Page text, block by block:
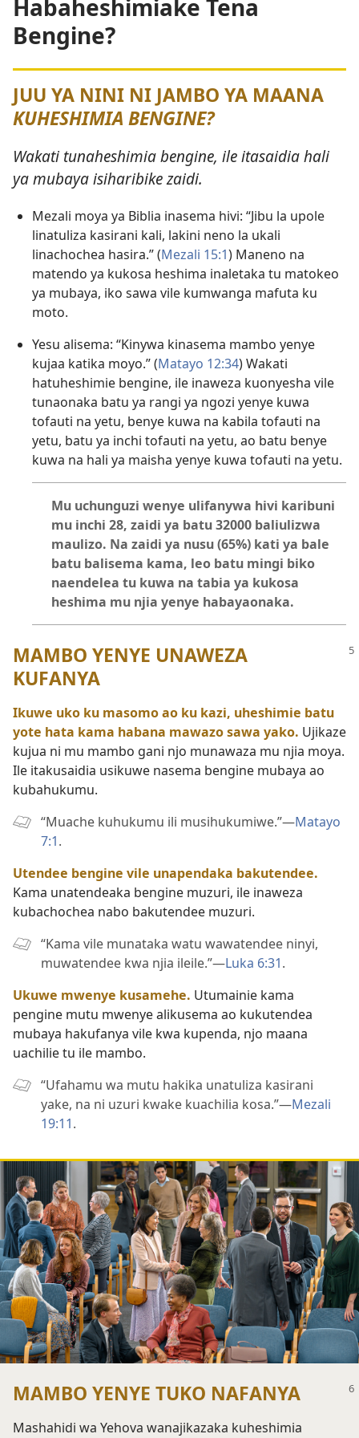
Habaheshimiake Tena
Bengine?
JUU YA NINI NI JAMBO YA MAANA
KUHESHIMIA BENGINE?
Wakati tunaheshimia bengine, ile itasaidia hali
ya mubaya isiharibike zaidi.
Mezali moya ya Biblia inasema hivi: “Jibu la upole
linatuliza kasirani kali, lakini neno la ukali
linachochea hasira.” (Mezali 15:1) Maneno na
matendo ya kukosa heshima inaletaka tu matokeo
ya mubaya, iko sawa vile kumwanga mafuta ku
moto.
Yesu alisema: “Kinywa kinasema mambo yenye
kujaa katika moyo.” (Matayo 12:34) Wakati
hatuheshimie bengine, ile inaweza kuonyesha vile
tunaonaka batu ya rangi ya ngozi yenye kuwa
tofauti na yetu, benye kuwa na kabila tofauti na
yetu, batu ya inchi tofauti na yetu, ao batu benye
kuwa na hali ya maisha yenye kuwa tofauti na yetu.
Mu uchunguzi wenye ulifanywa hivi karibuni
mu inchi 28, zaidi ya batu 32000 baliulizwa
maulizo. Na zaidi ya nusu (65%) kati ya bale
batu balisema kama, leo batu mingi biko
naendelea tu kuwa na tabia ya kukosa
heshima mu njia yenye habayaonaka.
MAMBO YENYE UNAWEZA
KUFANYA
Ikuwe uko ku masomo ao ku kazi, uheshimie batu
yote hata kama habana mawazo sawa yako. Ujikaze
kujua ni mu mambo gani njo munawaza mu njia moya.
Ile itakusaidia usikuwe nasema bengine mubaya ao
kubahukumu.
“Muache kuhukumu ili musihukumiwe.”—Matayo
7:1.
Utendee bengine vile unapendaka bakutendee.
Kama unatendeaka bengine muzuri, ile inaweza
kubachochea nabo bakutendee muzuri.
“Kama vile munataka watu wawatendee ninyi,
muwatendee kwa njia ileile.”—Luka 6:31.
Ukuwe mwenye kusamehe. Utumainie kama
pengine mutu mwenye alikusema ao kukutendea
mubaya hakufanya vile kwa kupenda, njo maana
uachilie tu ile mambo.
“Ufahamu wa mutu hakika unatuliza kasirani
yake, na ni uzuri kwake kuachilia kosa.”—Mezali
19:11.
MAMBO YENYE TUKO NAFANYA
Mashahidi wa Yehova wanajikazaka kuheshimia